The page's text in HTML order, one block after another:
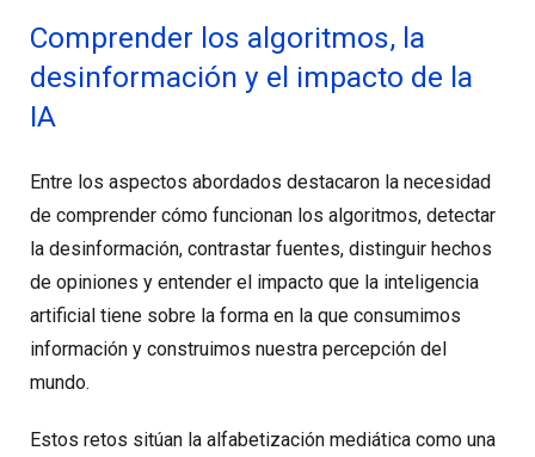
Comprender los algoritmos, la
desinformación y el impacto de la
IA
Entre los aspectos abordados destacaron la necesidad
de comprender cómo funcionan los algoritmos, detectar
la desinformación, contrastar fuentes, distinguir hechos
de opiniones y entender el impacto que la inteligencia
artificial tiene sobre la forma en la que consumimos
información y construimos nuestra percepción del
mundo.
Estos retos sitúan la alfabetización mediática como una